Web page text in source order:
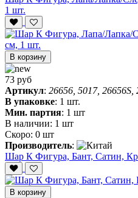
1 шт.
В корзину
73 руб
Артикул: 26656, 5017, 26656S,
В упаковке: 1 шт.
Мин. партия: 1 шт
В наличии: 1 шт
Скоро: 0 шт
Производитель:
Шар К Фигура, Бант, Сатин,
В корзину